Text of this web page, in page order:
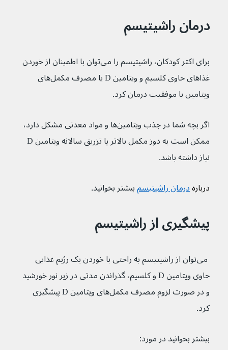
درمان راشیتیسم
برای اکثر کودکان، راشیتیسم را می‌توان با اطمینان از خوردن
غذاهای حاوی کلسیم و ویتامین D یا مصرف مکمل‌های
ویتامین با موفقیت درمان کرد.
اگر بچه شما در جذب ویتامین‌ها و مواد معدنی مشکل دارد،
ممکن است به دوز مکمل بالاتر یا تزریق سالانه ویتامین D
نیاز داشته باشد.
درباره درمان راشیتیسم بیشتر بخوانید.
پیشگیری از راشیتیسم
می‌توان از راشیتیسم به راحتی با خوردن یک رژیم غذایی
حاوی ویتامین D و کلسیم، گذراندن مدتی در زیر نور خورشید
و در صورت لزوم مصرف مکمل‌های ویتامین D پیشگیری
کرد.
بیشتر بخوانید در مورد: